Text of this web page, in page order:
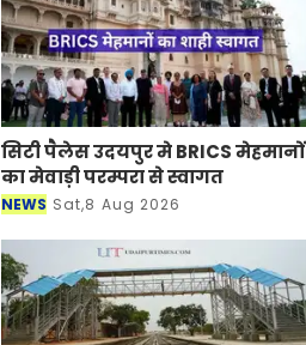
सिटी पैलेस उदयपुर मे BRICS मेहमानों
का मेवाड़ी परम्परा से स्वागत
NEWS Sat,8 Aug 2026